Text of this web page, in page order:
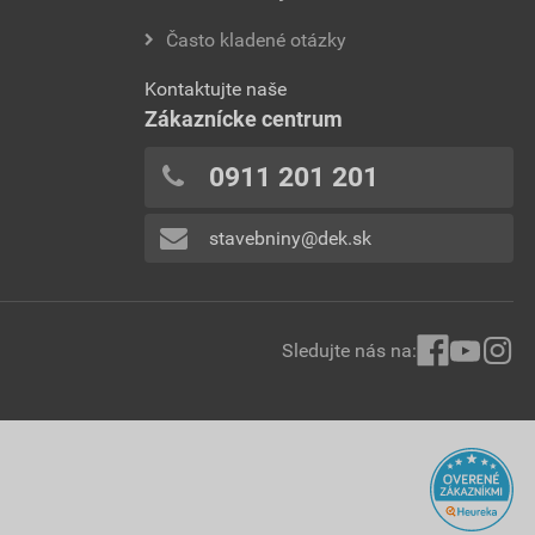
Často kladené otázky
Kontaktujte naše
Zákaznícke centrum
0911 201 201
stavebniny@dek.sk
Sledujte nás na: